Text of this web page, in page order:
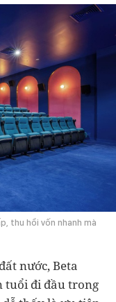
thu hồi vốn nhanh mà
nước, Beta
tuổi đi đầu trong